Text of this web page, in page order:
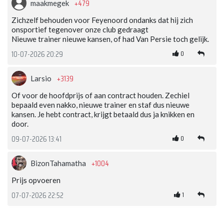
maakmegek +479
Zichzelf behouden voor Feyenoord ondanks dat hij zich
onsportief tegenover onze club gedraagt
Nieuwe trainer nieuwe kansen, of had Van Persie toch gelijk.
10-07-2026 20:29 0
Larsio +3139
Of voor de hoofdprijs of aan contract houden. Zechiel
bepaald even nakko, nieuwe trainer en staf dus nieuwe
kansen. Je hebt contract, krijgt betaald dus ja knikken en
door.
09-07-2026 13:41 0
BizonTahamatha +1004
Prijs opvoeren
07-07-2026 22:52 1